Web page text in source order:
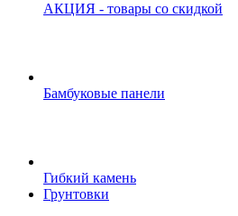
АКЦИЯ - товары со скидкой
Бамбуковые панели
Гибкий камень
Грунтовки